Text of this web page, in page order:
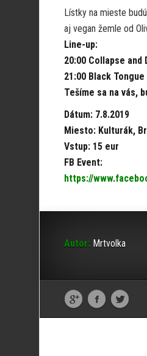
Lístky na mieste
aj vegan žemle od
Line-up:
20:00 Collapse and
21:00 Black Tongue
Tešíme sa na vás,
Dátum: 7.8.2019
Miesto: Kulturák,
Vstup: 15 eur
FB Event:
https://
Autor: Mrtvolka